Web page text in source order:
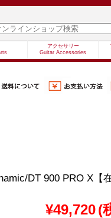
アクセサリー
Guitar Accessories
DT 900 PRO X【
¥49,720(